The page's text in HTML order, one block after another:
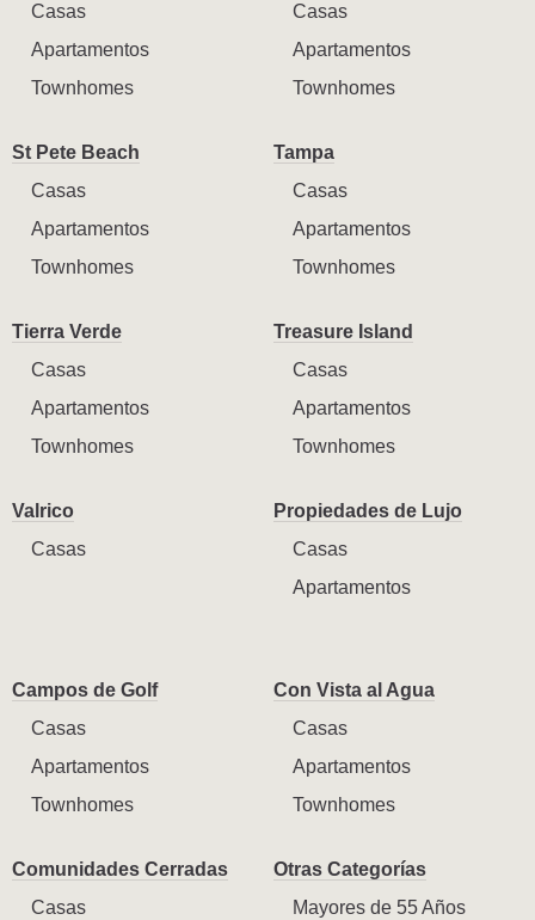
Casas
Apartamentos
Townhomes
Casas
Apartamentos
Townhomes
St Pete Beach
Casas
Apartamentos
Townhomes
Tampa
Casas
Apartamentos
Townhomes
Tierra Verde
Casas
Apartamentos
Townhomes
Treasure Island
Casas
Apartamentos
Townhomes
Valrico
Casas
Propiedades de Lujo
Casas
Apartamentos
Campos de Golf
Casas
Apartamentos
Townhomes
Con Vista al Agua
Casas
Apartamentos
Townhomes
Comunidades Cerradas
Casas
Otras Categorías
Mayores de 55 Años